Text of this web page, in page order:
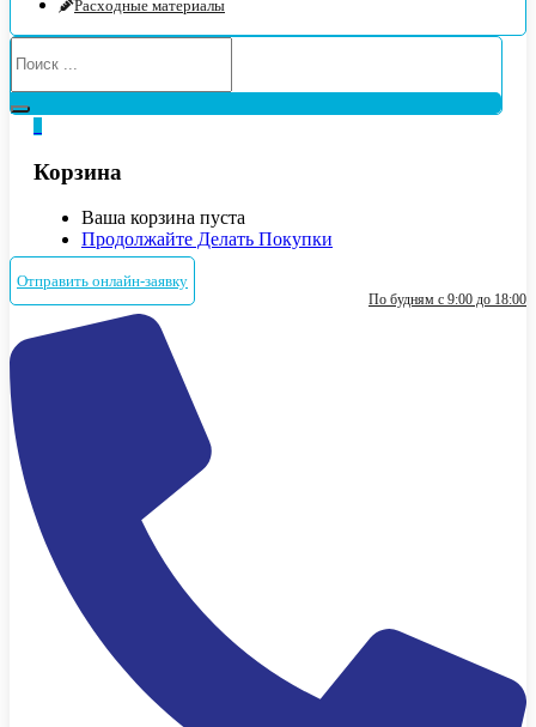
Расходные материалы
Корзина
Ваша корзина пуста
Продолжайте Делать Покупки
Отправить онлайн-заявку
По будням с 9:00 до 18:00